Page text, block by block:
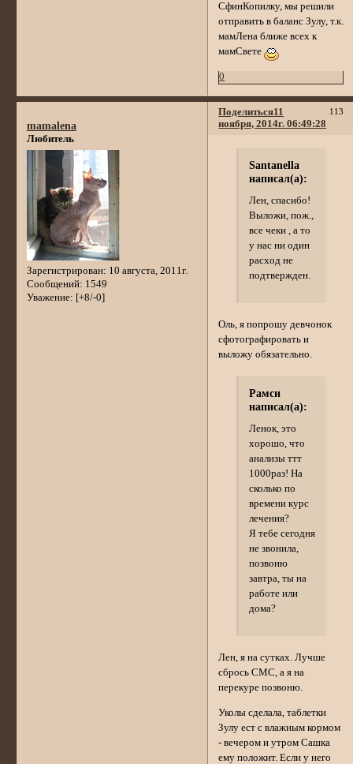
СфинКопилку, мы решили
отправить в баланс Зулу, т.к.
мамЛена ближе всех к
мамСвете
0
Поделиться 113
11
ноября, 2014г. 06:49:28
mamalena
Любитель
Зарегистрирован: 10 августа, 2011г.
Сообщений: 1549
Уважение: [+8/-0]
Santanella
написал(а):
Лен, спасибо!
Выложи, пож.,
все чеки , а то
у нас ни один
расход не
подтвержден.
Оль, я попрошу девчонок
сфотографировать и
выложу обязательно.
Рамси
написал(а):
Ленок, это
хорошо, что
анализы ттт
1000раз! На
сколько по
времени курс
лечения?
Я тебе сегодня
не звонила,
позвоню
завтра, ты на
работе или
дома?
Лен, я на сутках. Лучше
сбрось СМС, а я на
перекуре позвоню.
Уколы сделала, таблетки
Зулу ест с влажным кормом
- вечером и утром Сашка
ему положит. Если у него